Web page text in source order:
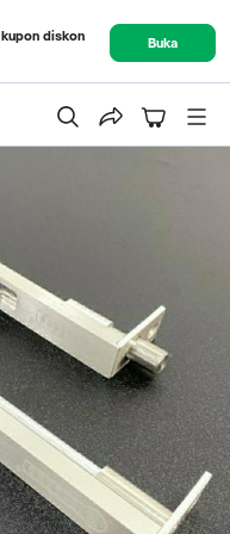
diskon
Buka